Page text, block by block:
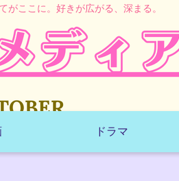
がここに。好きが広がる、深まる。
ドラマ